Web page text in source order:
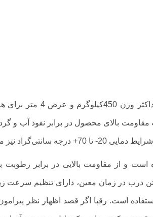
جک پارکینگ یکتا مدل
از آن استفاده کرد.
استیل آبکاری شده است و از مقاومت بالایی در
درب در زمان معین، دارای تنظیم سرعت